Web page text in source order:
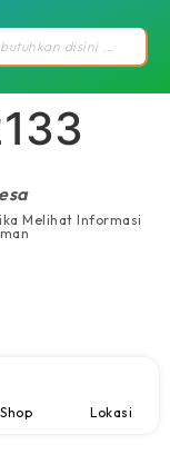
Melihat Informasi
Shop Lokasi